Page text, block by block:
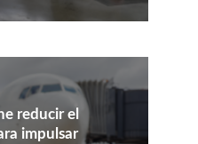
reducir el
impulsar